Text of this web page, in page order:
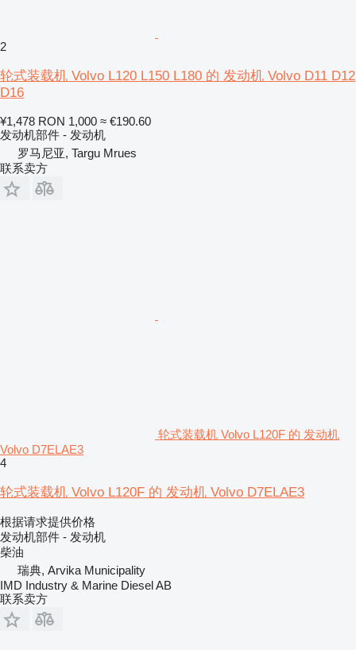
2
轮式装载机 Volvo L120 L150 L180 的 发动机 Volvo D11 D12
D16
¥1,478 RON 1,000 ≈ €190.60
发动机部件 - 发动机
罗马尼亚, Targu Mrues
联系卖方
轮式装载机 Volvo L120F 的 发动机
Volvo D7ELAE3
4
轮式装载机 Volvo L120F 的 发动机 Volvo D7ELAE3
根据请求提供价格
发动机部件 - 发动机
柴油
瑞典, Arvika Municipality
IMD Industry & Marine Diesel AB
联系卖方